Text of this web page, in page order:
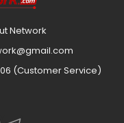
Network
(Customer Service)